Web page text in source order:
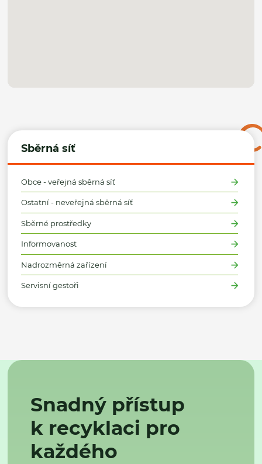
Sběrná síť
Obce - veřejná sběrná síť
Ostatní - neveřejná sběrná síť
Sběrné prostředky
Informovanost
Nadrozměrná zařízení
Servisní gestoři
Snadný přístup
k recyklaci pro
každého